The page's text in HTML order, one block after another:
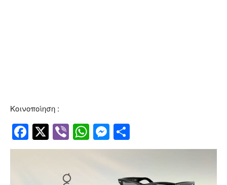
Κοινοποίηση :
Facebook
Twitter
ViberWhatsApp
Messenger